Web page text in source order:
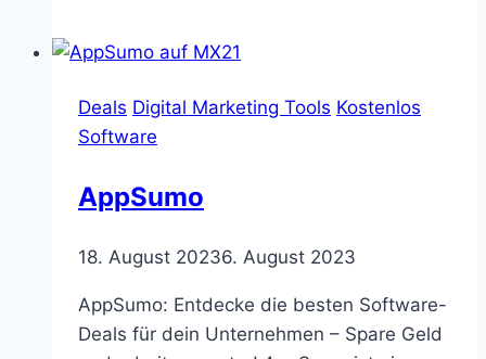
Deals Digital Marketing Tools Kostenlos
Software
AppSumo
18. August 20236. August 2023
AppSumo: Entdecke die besten Software-
Deals für dein Unternehmen – Spare Geld